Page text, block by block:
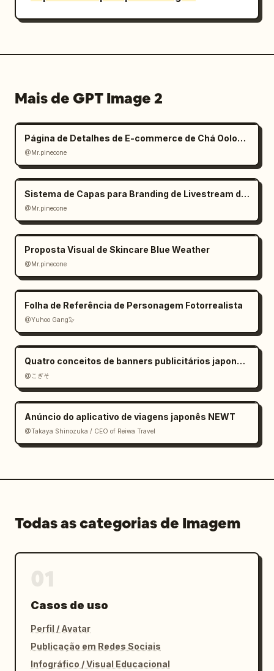
Mais de GPT Image 2
Página de Detalhes de E-commerce de Chá Oolong Estilo Zen
@Mr.pinecone
Sistema de Capas para Branding de Livestream de Sobremesas
@Mr.pinecone
Proposta Visual de Skincare Blue Weather
@Mr.pinecone
Folha de Referência de Personagem Fotorrealista
@Yuhoo Gang🦭
Quatro conceitos de banners publicitários japoneses
@こぎそ
Anúncio do aplicativo de viagens japonês NEWT
@Takaya Shinozuka / CEO of Reiwa Travel
Todas as categorias de Imagem
Casos de uso
Perfil / Avatar
Publicação em Redes Sociais
Infográfico / Visual Educacional